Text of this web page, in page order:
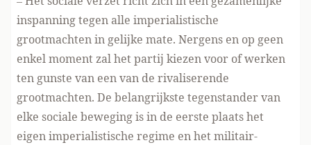
inspanning tegen alle imperialistische
grootmachten in gelijke mate. Nergens en op geen
enkel moment zal het partij kiezen voor of werken
ten gunste van een van de rivaliserende
grootmachten. De belangrijkste tegenstander van
elke sociale beweging is in de eerste plaats het
eigen imperialistische regime en het militair-